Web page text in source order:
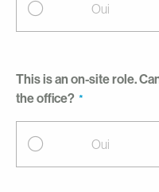
Oui
This is an on-site role.
the office?
Oui